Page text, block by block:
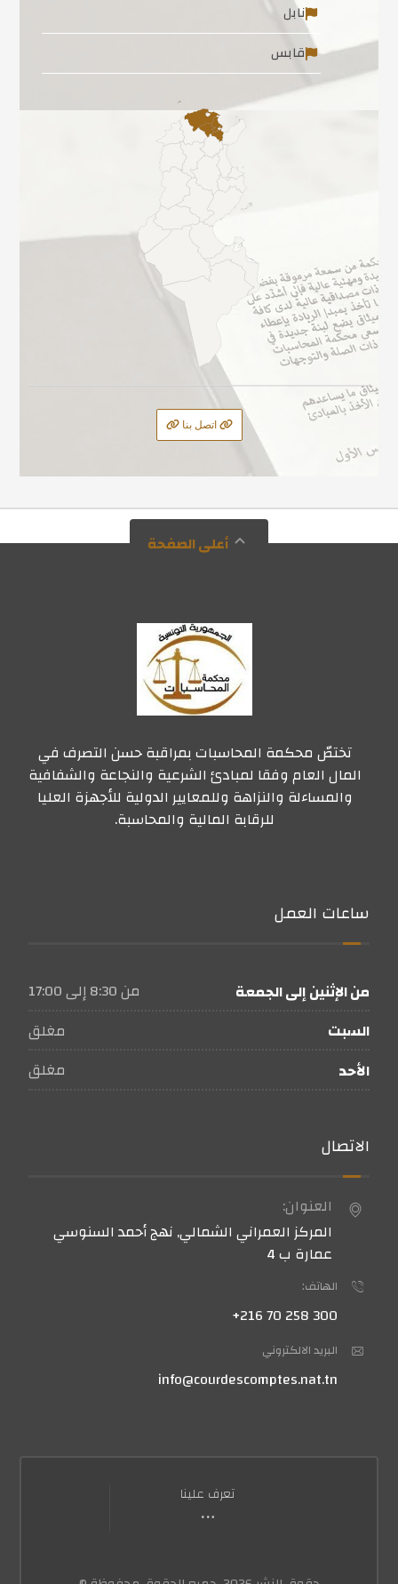
نابل
قابس
أعلى الصفحة
تختصّ محكمة المحاسبات بمراقبة حسن التصرف في
المال العام وفقا لمبادئ الشرعية والنجاعة والشفافية
والمساءلة والنزاهة وللمعايير الدولية للأجهزة العليا
للرقابة المالية والمحاسبة.
ساعات العمل
من الإثنين إلى الجمعة
من 8:30 إلى 17:00
السبت
مغلق
الأحد
مغلق
الاتصال
العنوان:
المركز العمراني الشمالي, نهج أحمد السنوسي
عمارة ب 4
الهاتف:
300 258 70 216+
البريد الالكتروني
info@courdescomptes.nat.tn
تعرف علينا